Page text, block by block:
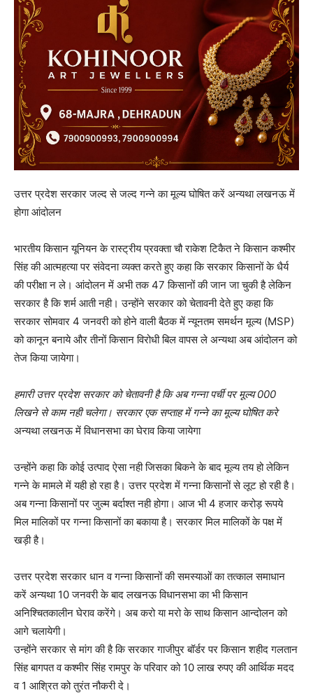
उत्तर प्रदेश सरकार जल्द से जल्द गन्ने का मूल्य घोषित करें अन्यथा लखनऊ में
होगा आंदोलन
भारतीय किसान यूनियन के रास्ट्रीय प्रवक्ता चौ राकेश टिकैत ने किसान कश्मीर
सिंह की आत्महत्या पर संवेदना व्यक्त करते हुए कहा कि सरकार किसानों के धैर्य
की परीक्षा न ले। आंदोलन में अभी तक 47 किसानों की जान जा चुकी है लेकिन
सरकार है कि शर्म आती नही। उन्होंने सरकार को चेतावनी देते हुए कहा कि
सरकार सोमवार 4 जनवरी को होने वाली बैठक में न्यूनतम समर्थन मूल्य (MSP)
को कानून बनाये और तीनों किसान विरोधी बिल वापस ले अन्यथा अब आंदोलन को
तेज किया जायेगा।
हमारी उत्तर प्रदेश सरकार को चेतावनी है कि अब गन्ना पर्ची पर मूल्य 000
लिखने से काम नही चलेगा। सरकार एक सप्ताह में गन्ने का मूल्य घोषित करे
अन्यथा लखनऊ में विधानसभा का घेराव किया जायेगा
उन्होंने कहा कि कोई उत्पाद ऐसा नही जिसका बिकने के बाद मूल्य तय हो लेकिन
गन्ने के मामले में यही हो रहा है। उत्तर प्रदेश में गन्ना किसानों से लूट हो रही है।
अब गन्ना किसानों पर जुल्म बर्दाश्त नही होगा। आज भी 4 हजार करोड़ रूपये
मिल मालिकों पर गन्ना किसानों का बकाया है। सरकार मिल मालिकों के पक्ष में
खड़ी है।
उत्तर प्रदेश सरकार धान व गन्ना किसानों की समस्याओं का तत्काल समाधान
करें अन्यथा 10 जनवरी के बाद लखनऊ विधानसभा का भी किसान
अनिश्चितकालीन घेराव करेंगे। अब करो या मरो के साथ किसान आन्दोलन को
आगे चलायेगी।
उन्होंने सरकार से मांग की है कि सरकार गाजीपुर बॉर्डर पर किसान शहीद गलतान
सिंह बागपत व कश्मीर सिंह रामपुर के परिवार को 10 लाख रुपए की आर्थिक मदद
व 1 आश्रित को तुरंत नौकरी दे।